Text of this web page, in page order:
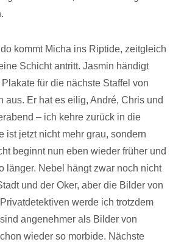
kommt Micha ins Riptide, zeitgleich
Schicht antritt. Jasmin händigt
für die nächste Staffel von
aus. Er hat es eilig, André, Chris und
– ich kehre zurück in die
ist jetzt nicht mehr grau, sondern
beginnt nun eben wieder früher und
länger. Nebel hängt zwar noch nicht
und der Oker, aber die Bilder von
werde ich trotzdem
angenehmer als Bilder von
wieder so morbide. Nächste